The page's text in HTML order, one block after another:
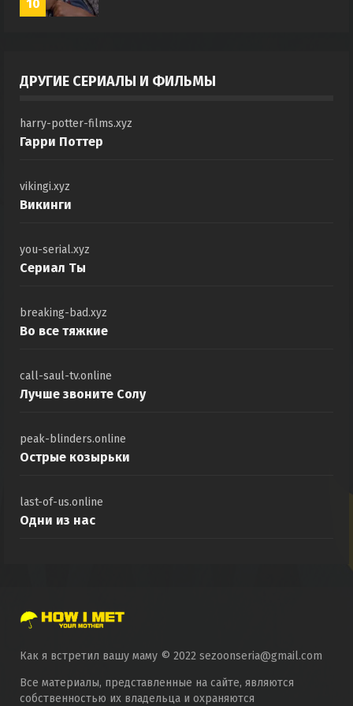
10
ДРУГИЕ СЕРИАЛЫ И ФИЛЬМЫ
harry-potter-films.xyz
Гарри Поттер
vikingi.xyz
Викинги
you-serial.xyz
Сериал Ты
breaking-bad.xyz
Во все тяжкие
call-saul-tv.online
Лучше звоните Солу
peak-blinders.online
Острые козырьки
last-of-us.online
Одни из нас
Как я встретил вашу маму © 2022 sezoonseria@gmail.com
Все материалы, представленные на сайте, являются
собственностью их владельца и охраняются